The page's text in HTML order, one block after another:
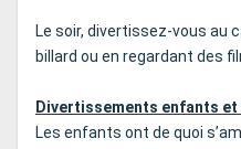
Le soir, divertissez-vous au
billard ou en regardant des
Divertissements enfants
Les enfants ont de quoi